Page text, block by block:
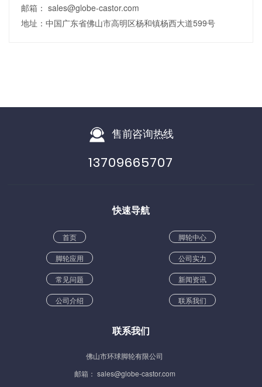
邮箱： sales@globe-castor.com
地址：中国广东省佛山市高明区杨和镇杨西大道599号
售前咨询热线
13709665707
快速导航
首页 脚轮中心
脚轮应用 公司实力
常见问题 新闻资讯
公司介绍 联系我们
联系我们
佛山市环球脚轮有限公司
邮箱： sales@globe-castor.com